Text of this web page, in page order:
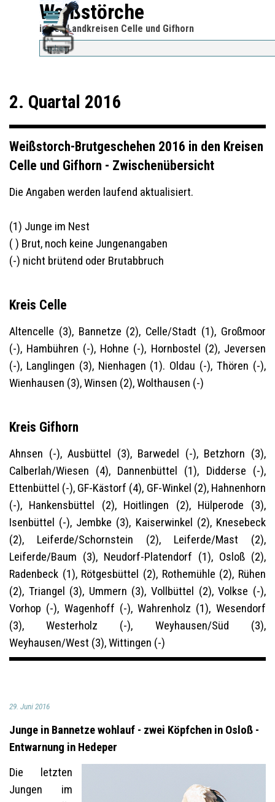
Direkt zum Seiteninhalt
Menü überspringen
Weißstörche
in den Landkreisen Celle und Gifhorn
Menü überspringen
2. Quartal 2016
Weißstorch-Brutgeschehen 2016 in den Kreisen
Celle und Gifhorn - Zwischenübersicht
Die Angaben werden laufend aktualisiert.
(1) Junge im Nest
( ) Brut, noch keine Jungenangaben
(-) nicht brütend oder Brutabbruch
Kreis Celle
Altencelle (3), Bannetze (2), Celle/Stadt (1), Großmoor
(-), Hambühren (-), Hohne (-), Hornbostel (2), Jeversen
(-), Langlingen (3), Nienhagen (1). Oldau (-), Thören (-),
Wienhausen (3), Winsen (2), Wolthausen (-)
Kreis Gifhorn
Ahnsen (-), Ausbüttel (3), Barwedel (-), Betzhorn (3),
Calberlah/Wiesen (4), Dannenbüttel (1), Didderse (-),
Ettenbüttel (-), GF-Kästorf (4), GF-Winkel (2), Hahnenhorn
(-), Hankensbüttel (2), Hoitlingen (2), Hülperode (3),
Isenbüttel (-), Jembke (3), Kaiserwinkel (2), Knesebeck
(2), Leiferde/Schornstein (2), Leiferde/Mast (2),
Leiferde/Baum (3), Neudorf-Platendorf (1), Osloß (2),
Radenbeck (1), Rötgesbüttel (2), Rothemühle (2), Rühen
(2), Triangel (3), Ummern (3), Vollbüttel (2), Volkse (-),
Vorhop (-), Wagenhoff (-), Wahrenholz (1), Wesendorf
(3), Westerholz (-), Weyhausen/Süd (3),
Weyhausen/West (3), Wittingen (-)
29. Juni 2016
Junge in Bannetze wohlauf - zwei Köpfchen in Osloß -
Entwarnung in Hedeper
Die letzten
Jungen im